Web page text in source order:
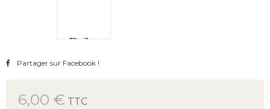
Partager sur Facebook !
6,00 € TTC